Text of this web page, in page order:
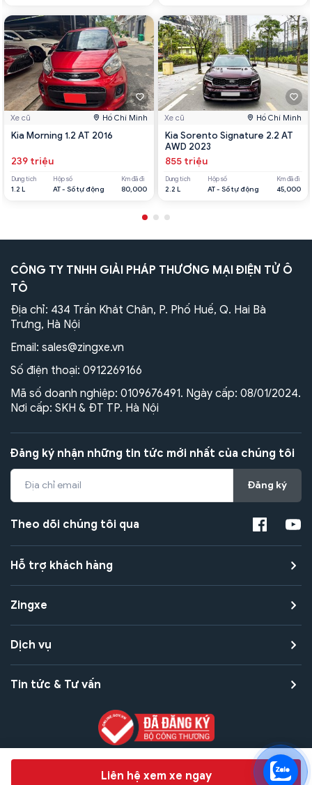
Chat hỗ trợ
Liên hệ xem xe ngay
Xe cũ Hồ Chí Minh
Kia Morning 1.2 AT 2016
239 triệu
Dung tích
1.2 L
Hộp số
AT - Số tự động
Km đã đi
80,000
Xe cũ Hồ Chí Minh
Kia Sorento Signature 2.2 AT
AWD 2023
855 triệu
Dung tích
2.2 L
Hộp số
AT - Số tự động
Km đã đi
45,000
CÔNG TY TNHH GIẢI PHÁP THƯƠNG MẠI ĐIỆN TỬ Ô
TÔ
Địa chỉ: 434 Trần Khát Chân, P. Phố Huế, Q. Hai Bà
Trưng, Hà Nội
Email: sales@zingxe.vn
Số điện thoại: 0912269166
Mã số doanh nghiệp: 0109676491. Ngày cấp: 08/01/2024.
Nơi cấp: SKH & ĐT TP. Hà Nội
Đăng ký nhận những tin tức mới nhất của chúng tôi
Đăng ký
Theo dõi chúng tôi qua
Hỗ trợ khách hàng
Zingxe
Dịch vụ
Tin tức & Tư vấn
Bảo mật quyền riêng tư
Điều khoản sử dụng